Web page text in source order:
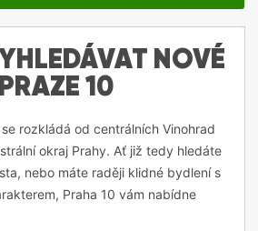
NOVÉ
10
rozkládá od centrálních Vinohrad
okraj Prahy. Ať již tedy hledáte
nebo máte raději klidné bydlení s
Praha 10 vám nabídne